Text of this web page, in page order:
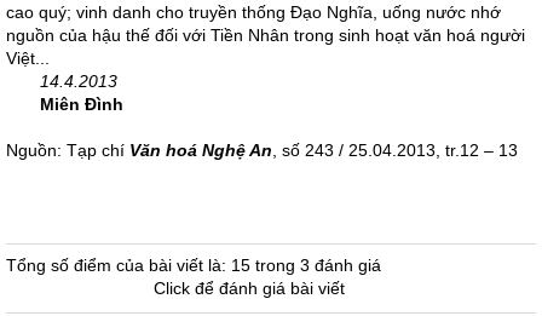
cao quý; vinh danh cho truyền thống Đạo Nghĩa, uống nước nhớ
nguồn của hậu thế đối với Tiền Nhân trong sinh hoạt văn hoá người
Việt...
14.4.2013
Miên Đình
Nguồn: Tạp chí Văn hoá Nghệ An , số 243 / 25.04.2013, tr.12 – 13
Tổng số điểm của bài viết là: 15 trong 3 đánh giá
Click để đánh giá bài viết